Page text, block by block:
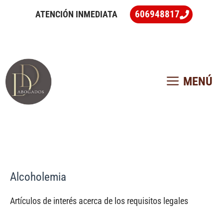
ATENCIÓN INMEDIATA 606948817
MENÚ
Alcoholemia
Artículos de interés acerca de los requisitos legales